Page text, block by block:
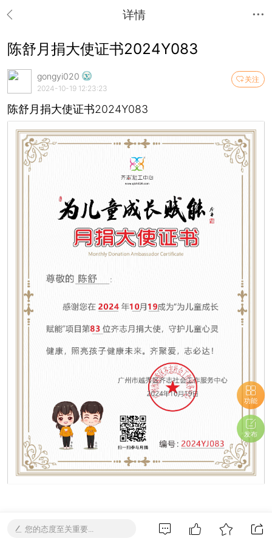
详情
陈舒月捐大使证书2024Y083
关注
gongyi020
2024-10-19 12:23:23
陈舒月捐大使证书2024Y083
捐赠链接：https://www.lianquan.org/000zts
您的态度至关重要...
功能
发布